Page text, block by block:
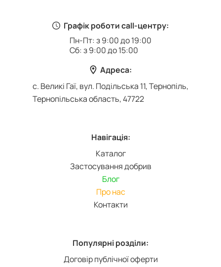
Графік роботи call-центру:
Пн-Пт: з 9:00 до 19:00
Сб: з 9:00 до 15:00
Адреса:
с. Великі Гаї, вул. Подільська 11, Тернопіль,
Тернопільська область, 47722
Навігація:
Каталог
Застосування добрив
Блог
Про нас
Контакти
Популярні розділи:
Договір публічної оферти